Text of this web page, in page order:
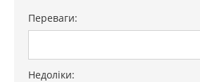
Переваги:
Недоліки: